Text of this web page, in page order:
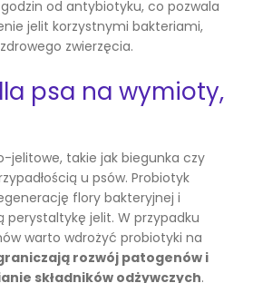
od antybiotyku, co pozwala
jelit korzystnymi bakteriami,
zwierzęcia.
psa na wymioty,
jelitowe, takie jak biegunka czy
u psów. Probiotyk
flory bakteryjnej i
perystaltykę jelit. W przypadku
warto wdrożyć probiotyki na
rozwój patogenów i
składników odżywczych.